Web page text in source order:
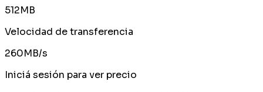
512MB
Velocidad de transferencia
260MB/s
Iniciá sesión para ver precio